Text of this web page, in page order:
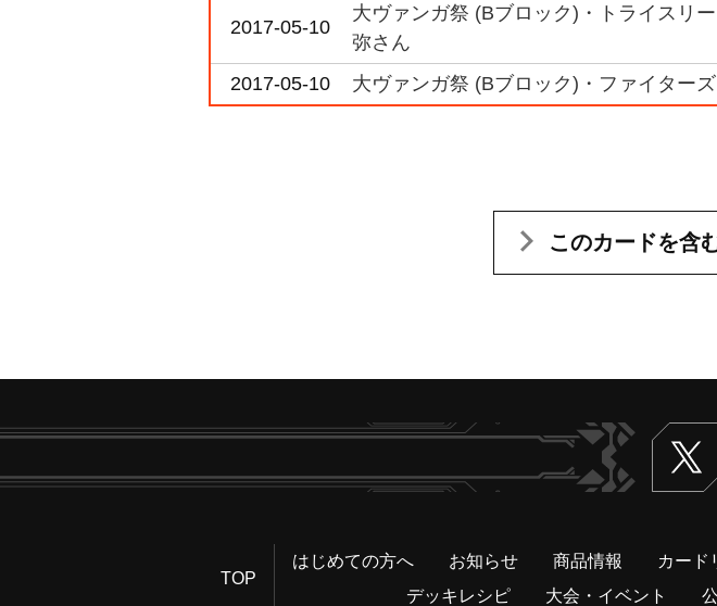
2017-05-10
大ヴァンガ祭 (Bブロック)・トライスリ
弥さん
2017-05-10
大ヴァンガ祭 (Bブロック)・ファイター
このカードを含
TOP
はじめての方へ お知らせ 商品情報 カード
デッキレシピ
大会・イベント